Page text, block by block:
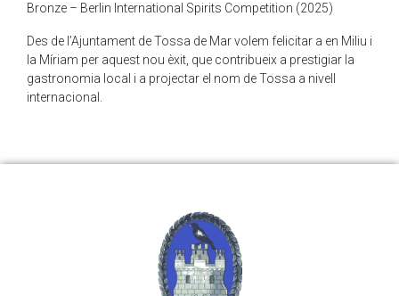
Bronze – Berlin International Spirits Competition (2025)
Des de l’Ajuntament de Tossa de Mar volem felicitar a en Miliu i
la Míriam per aquest nou èxit, que contribueix a prestigiar la
gastronomia local i a projectar el nom de Tossa a nivell
internacional.